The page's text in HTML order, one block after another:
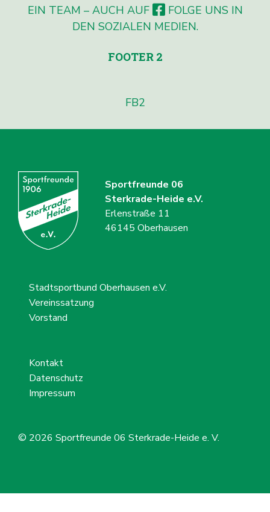
EIN TEAM – AUCH AUF
FOLGE UNS IN
DEN SOZIALEN MEDIEN.
FOOTER 2
FB2
Sportfreunde 06
Sterkrade-Heide e.V.
Erlenstraße 11
46145 Oberhausen
Stadtsportbund Oberhausen e.V.
Vereinssatzung
Vorstand
Kontakt
Datenschutz
Impressum
© 2026 Sportfreunde 06 Sterkrade-Heide e. V.